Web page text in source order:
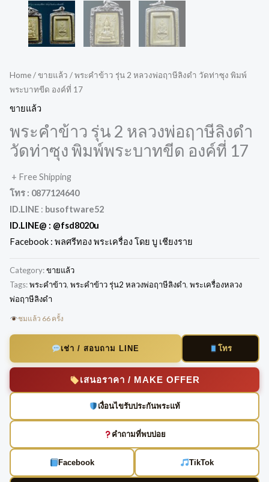
Home/ขายแล้ว / พระคำข้าว รุ่น 2 หลวงพ่อฤาษีลิงดำ วัดท่าซุง พิมพ์
พระบาทขีด องค์ที่ 17
ขายแล้ว
พระคำข้าว รุ่น 2 หลวงพ่อฤาษีลิงดำ
วัดท่าซุง พิมพ์พระบาทขีด องค์ที่ 17
+ Free Shipping
โทร : 0877124640
ID.LINE : busoftware52
ID.LINE@ : @fsd8020u
Facebook : พลศรีทอง พระเครื่อง โดย บู เชียงราย
Category:ขายแล้ว
Tags:พระคำข้าว, พระคำข้าว รุ่น2 หลวงพ่อฤาษีลิงดำ, พระเครื่องหลวง
พ่อฤาษีลิงดำ
ชมแล้ว 66 ครั้ง
เช่า / สอบถาม LINE โทร
เสนอราคา / MAKE OFFER
เงื่อนไขรับประกันพระแท้
คำถามที่พบบ่อย
Facebook TikTok